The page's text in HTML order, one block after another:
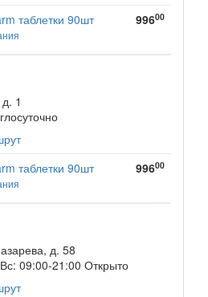
таблетки 90шт
99600
1
таблетки 90шт
99600
д. 58
09:00-21:00 Открыто